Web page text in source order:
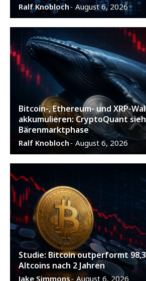
Ralf Knobloch- August 6, 2026
Bitcoin-, Ethereum- und XRP-
akkumulieren: CryptoQuant
Bärenmarktphase
Ralf Knobloch- August 6, 2026
Studie: Bitcoin outperformt
Altcoins nach 2 Jahren
Jake Simmons- August 6, 2026